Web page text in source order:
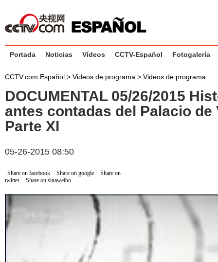
Portada Noticias Vídeos CCTV-Español Fotogalería
CCTV.com Español > Videos de programa > Videos de programa
DOCUMENTAL 05/26/2015
antes contadas del Palacio de
Parte XI
05-26-2015 08:50
Share on facebook Share on google
Share on
twitter
Share on sinaweibo